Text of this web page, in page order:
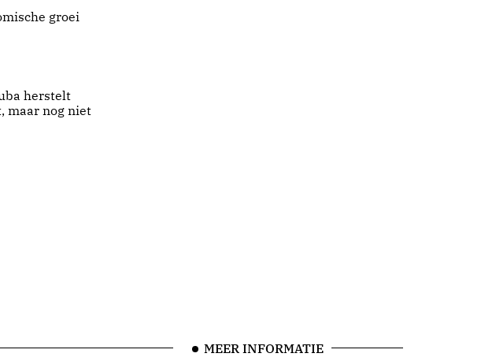
groei
herstelt
maar nog niet
MEER INFORMATIE